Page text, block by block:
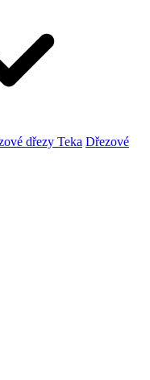
dřezy Teka Dřezové